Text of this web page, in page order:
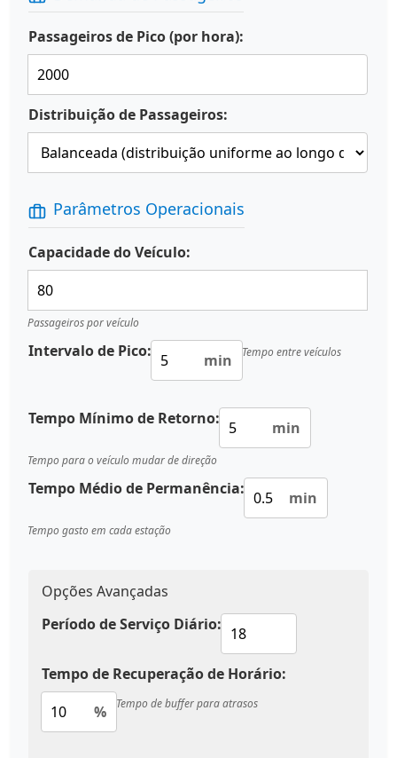
Passageiros de Pico (por hora):
Distribuição de Passageiros:
Parâmetros Operacionais
Capacidade do Veículo:
Passageiros por veículo
Intervalo de Pico: min Tempo entre veículos
Tempo Mínimo de Retorno: min
Tempo para o veículo mudar de direção
Tempo Médio de Permanência: min
Tempo gasto em cada estação
Opções Avançadas
Período de Serviço Diário:
Tempo de Recuperação de Horário:
%
Tempo de buffer para atrasos